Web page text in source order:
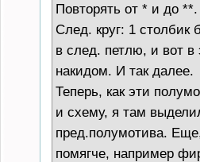
Повторять от * и до **.
След. круг: 1 столбик
в след. петлю, и вот в
накидом. И так далее.
Теперь, как эти
и схему, я там
пред.полумотива.
помягче, например